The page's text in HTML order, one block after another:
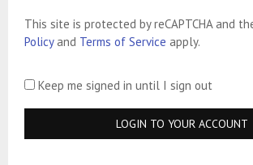
This site is protected by reCAPTCHA and
Policyand Terms of Service apply.
Keep me signed in until I sign out